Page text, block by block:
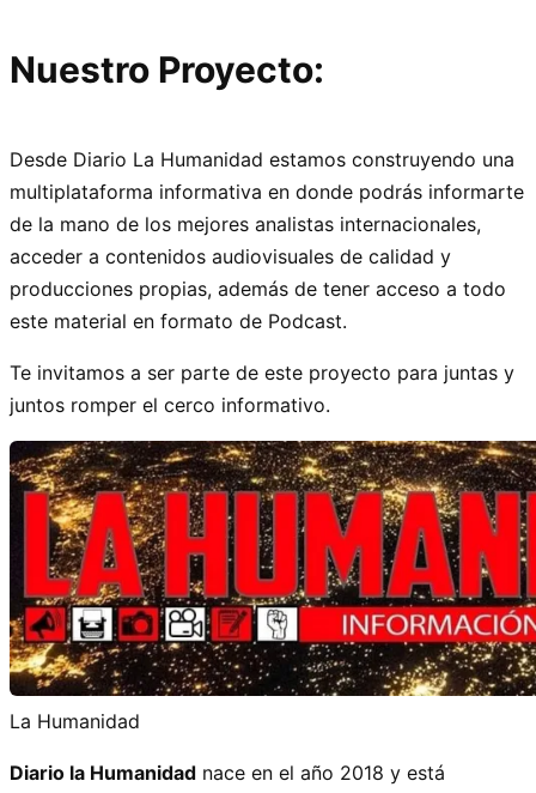
Nuestro Proyecto:
Desde Diario La Humanidad estamos construyendo una
multiplataforma informativa en donde podrás informarte
de la mano de los mejores analistas internacionales,
acceder a contenidos audiovisuales de calidad y
producciones propias, además de tener acceso a todo
este material en formato de Podcast.
Te invitamos a ser parte de este proyecto para juntas y
juntos romper el cerco informativo.
La Humanidad
Diario la Humanidad nace en el año 2018 y está